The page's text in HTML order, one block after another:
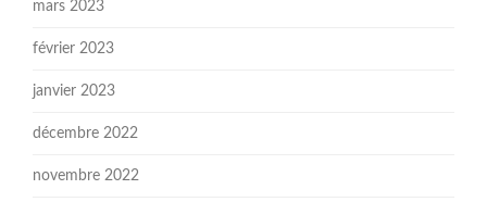
mars 2023
février 2023
janvier 2023
décembre 2022
novembre 2022